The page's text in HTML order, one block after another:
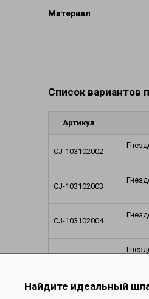
Шланги выхлопные и вентиляционные
Mатериал
Список вариантов
Артикул
CJ-103102002
CJ-103102003
CJ-103102004
CJ-103102005
CJ-103102009
Найдите идеальный